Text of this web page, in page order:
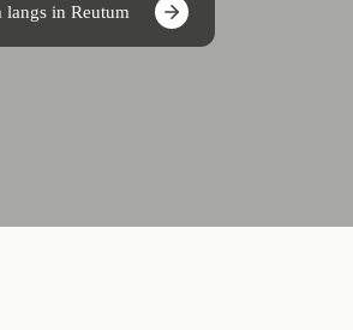
langs in Reutum